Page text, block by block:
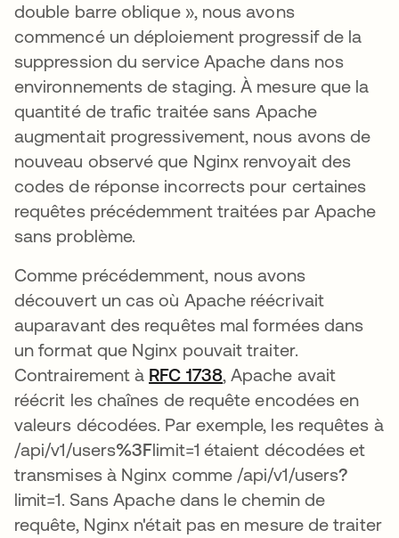
double barre oblique », nous avons
commencé un déploiement progressif de la
suppression du service Apache dans nos
environnements de staging. À mesure que la
quantité de trafic traitée sans Apache
augmentait progressivement, nous avons de
nouveau observé que Nginx renvoyait des
codes de réponse incorrects pour certaines
requêtes précédemment traitées par Apache
sans problème.
Comme précédemment, nous avons
découvert un cas où Apache réécrivait
auparavant des requêtes mal formées dans
un format que Nginx pouvait traiter.
Contrairement à RFC 1738s’ouvre dans un
, Apache avait
réécrit les chaînes de requête encodées en
valeurs décodées. Par exemple, les requêtes à
/api/v1/users%3Flimit=1 étaient décodées et
transmises à Nginx comme /api/v1/users?
limit=1. Sans Apache dans le chemin de
requête, Nginx n'était pas en mesure de traiter